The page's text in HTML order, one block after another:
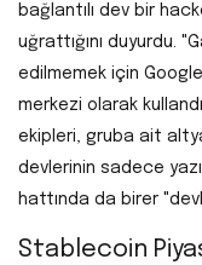
bağlantılı dev bir
uğrattığını duyurdu.
edilmemek için
merkezi olarak
ekipleri, gruba ait
devlerinin sadece
hattında da birer
Stablecoin